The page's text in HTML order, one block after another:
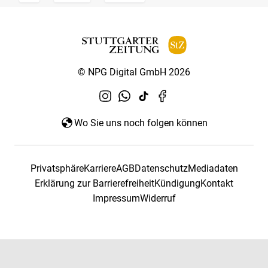
© NPG Digital GmbH 2026
Wo Sie uns noch folgen können
PrivatsphäreKarriereAGBDatenschutzMediadaten
Erklärung zur BarrierefreiheitKündigungKontakt
ImpressumWiderruf